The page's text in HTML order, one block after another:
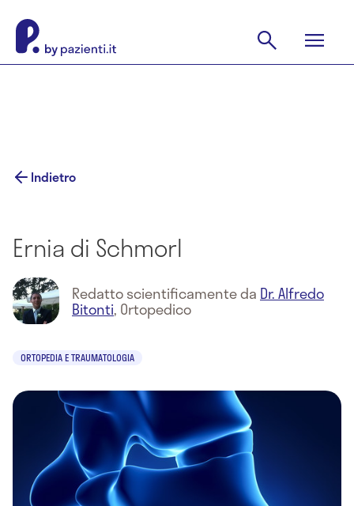
Indietro
Ernia di Schmorl
Redatto scientificamente da Dr. Alfredo
Bitonti, Ortopedico
ORTOPEDIA E TRAUMATOLOGIA